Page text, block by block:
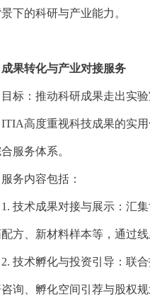
下的科研与产业能力。
果转化与产业对接服务
目标：推动科研成果走出实
ITIA高度重视科技成果的实
服务体系。
服务内容包括：
1. 技术成果对接与展示：汇
配方、新材料样本等，通过
2. 技术孵化与投资引导：联
询、孵化空间引荐与股权